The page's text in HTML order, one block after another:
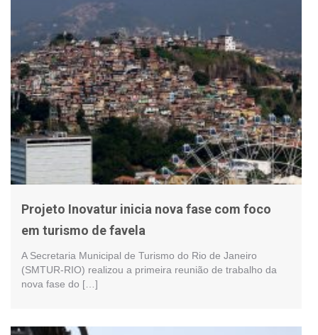
Projeto Inovatur inicia nova fase com foco
em turismo de favela
A Secretaria Municipal de Turismo do Rio de Janeiro
(SMTUR-RIO) realizou a primeira reunião de trabalho da
nova fase do […]